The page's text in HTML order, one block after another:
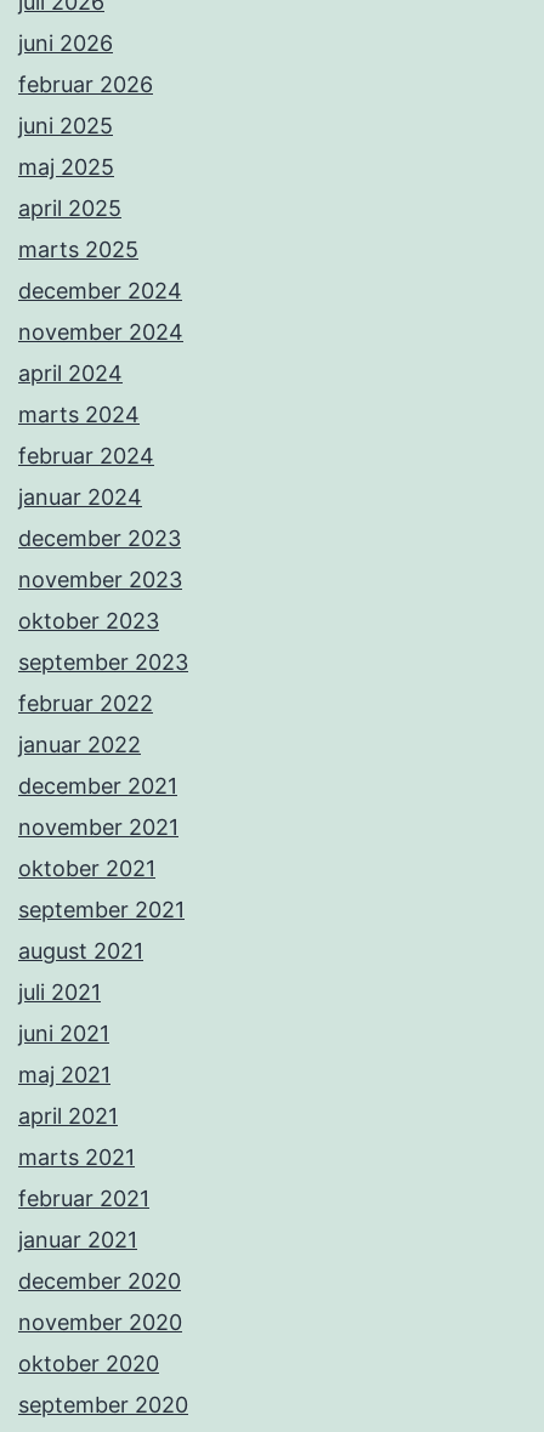
juni 2026
februar 2026
juni 2025
maj 2025
april 2025
marts 2025
december 2024
november 2024
april 2024
marts 2024
februar 2024
januar 2024
december 2023
november 2023
oktober 2023
september 2023
februar 2022
januar 2022
december 2021
november 2021
oktober 2021
september 2021
august 2021
juli 2021
juni 2021
maj 2021
april 2021
marts 2021
februar 2021
januar 2021
december 2020
november 2020
oktober 2020
september 2020